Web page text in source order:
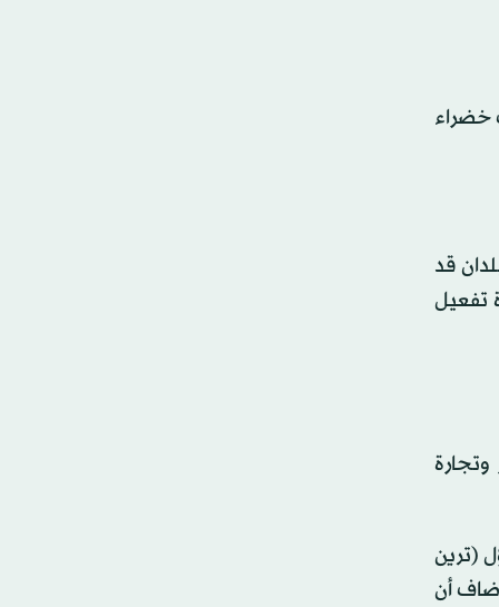
مساحات خضراء
قد
على إعادة تفعيل
(ترين
أن